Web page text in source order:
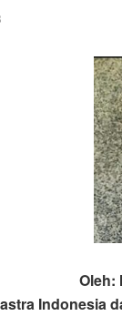
Oleh:
Indonesia